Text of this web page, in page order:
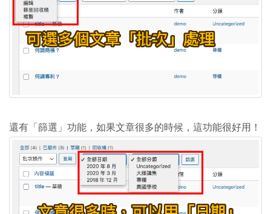
還有「篩選」功能，如果文章很多的時候，這功能很好用！